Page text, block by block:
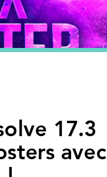
17.3
avec